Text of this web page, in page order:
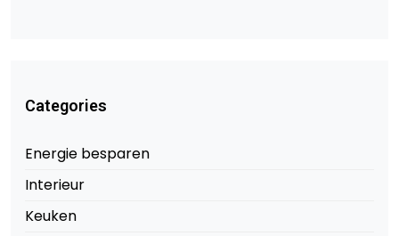
Categories
Energie besparen
Interieur
Keuken